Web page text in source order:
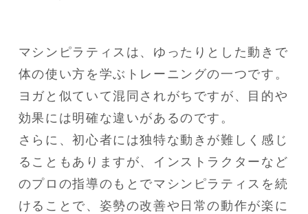
マシンピラティスは、ゆったりとした動きで
体の使い方を学ぶトレーニングの一つです。
ヨガと似ていて混同されがちですが、目的や
効果には明確な違いがあるのです。
さらに、初心者には独特な動きが難しく感じ
ることもありますが、インストラクターなど
のプロの指導のもとでマシンピラティスを続
けることで、姿勢の改善や日常の動作が楽に